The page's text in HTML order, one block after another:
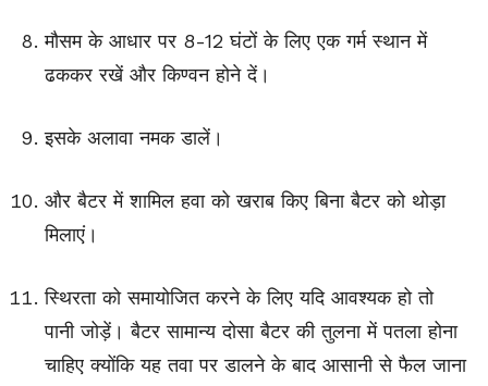
मौसम के आधार पर 8-12 घंटों के लिए एक गर्म स्थान में
ढककर रखें और किण्वन होने दें।
इसके अलावा नमक डालें।
और बैटर में शामिल हवा को खराब किए बिना बैटर को थोड़ा
मिलाएं।
स्थिरता को समायोजित करने के लिए यदि आवश्यक हो तो
पानी जोड़ें। बैटर सामान्य दोसा बैटर की तुलना में पतला होना
चाहिए क्योंकि यह तवा पर डालने के बाद आसानी से फैल जाना